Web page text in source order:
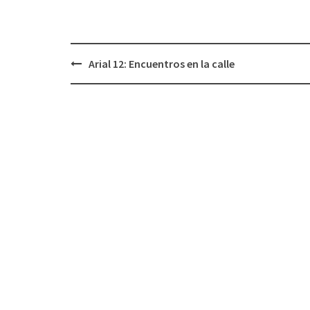
Arial 12: Encuentros en la calle